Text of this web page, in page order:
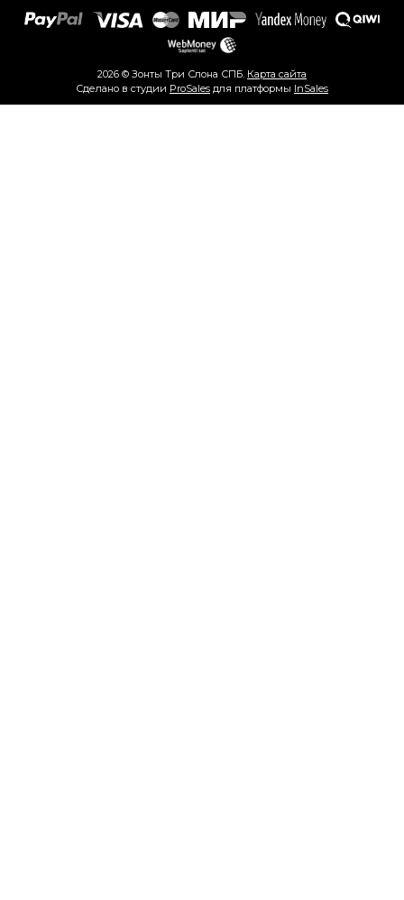
2026 © Зонты Три Слона СПБ. Карта сайта
Сделано в студии ProSales для платформы InSales